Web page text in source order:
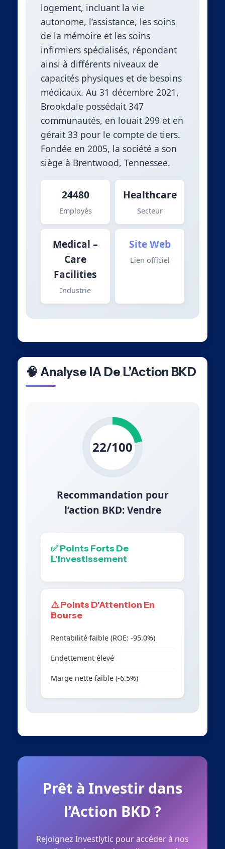
logement, incluant la vie
autonome, l’assistance, les soins
de la mémoire et les soins
infirmiers spécialisés, répondant
ainsi à différents niveaux de
capacités physiques et de besoins
médicaux. Au 31 décembre 2021,
Brookdale possédait 347
communautés, en louait 299 et en
gérait 33 pour le compte de tiers.
Fondée en 2005, la société a son
siège à Brentwood, Tennessee.
24480
Employés
Healthcare
Secteur
Medical –
Care
Facilities
Industrie
Site Web
Lien officiel
🧠 Analyse IA De L’Action BKD
22/100
Recommandation pour
l’action BKD: Vendre
✅ Points Forts De
L’Investissement
⚠️ Points D’Attention En
Bourse
Rentabilité faible (ROE: -95.0%)
Endettement élevé
Marge nette faible (-6.5%)
Prêt à Investir dans
l’Action BKD ?
Rejoignez Investlytic pour accéder à nos